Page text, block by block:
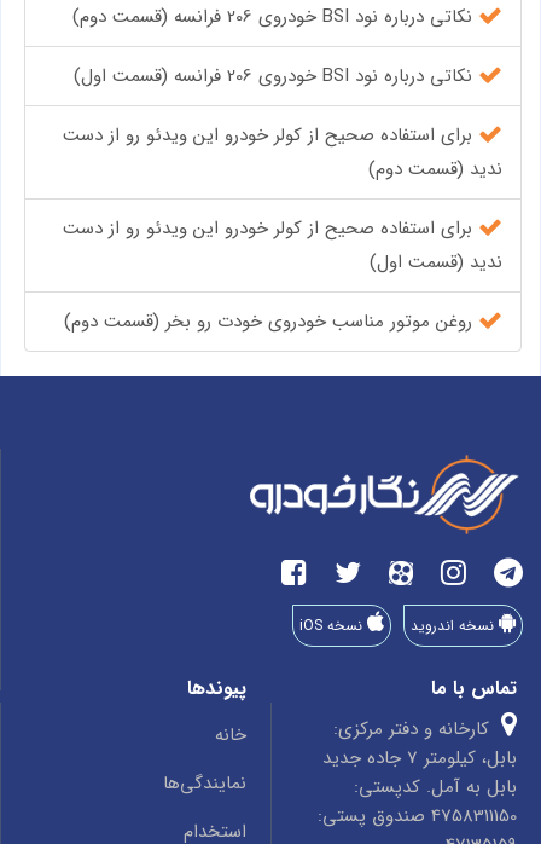
نکاتی درباره نود BSI خودروی 206 فرانسه (قسمت دوم)
نکاتی درباره نود BSI خودروی 206 فرانسه (قسمت اول)
برای استفاده صحیح از کولر خودرو این ویدئو رو از دست
ندید (قسمت دوم)
برای استفاده صحیح از کولر خودرو این ویدئو رو از دست
ندید (قسمت اول)
روغن موتور مناسب خودروی خودت رو بخر (قسمت دوم)
نسخه اندروید نسخه iOS
تماس با ما
کارخانه و دفتر مرکزی:
بابل، کیلومتر 7 جاده جدید
بابل به آمل. کدپستی:
4758311150 صندوق پستی:
پیوندها
خانه
نمایندگی‌ها
استخدام